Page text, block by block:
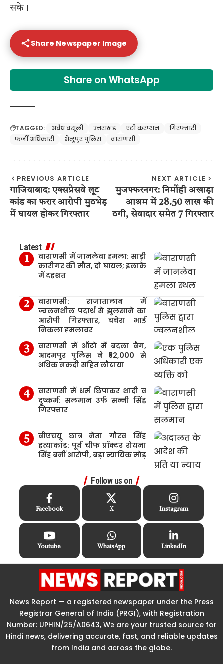
सके।
Share Newspaper Image
Share on WhatsApp
TAGGED: अवैध वसूली उत्तराखंड एंटी करप्शन
गिरफ्तारी
फर्जी अधिकारी
भेलूपुर पुलिस वाराणसी
PREVIOUS ARTICLE
गाजियाबाद: एक्सप्रेसवे लूट
कांड का फरार आरोपी मुठभेड़
में घायल होकर गिरफ्तार
NEXT ARTICLE
मुजफ्फरनगर: निर्मोही अखाड़ा
आश्रम में 28.50 लाख की
ठगी, सेवादार समेत 7 गिरफ्तार
Latest
वाराणसी में जानलेवा हमला: साड़ी
कारीगर की मौत, दो घायल; इलाके
में दहशत
वाराणसी: राजातालाब में
ज्वलनशील पदार्थ से झुलसाने का
आरोपी गिरफ्तार, चचेरा भाई
निकला हमलावर
वाराणसी में ऑटो में बदला बैग,
आदमपुर पुलिस ने ₹52,000 से
अधिक नकदी सहित लौटाया
वाराणसी में धर्म छिपाकर शादी व
दुष्कर्म: सलमान उर्फ सन्नी सिंह
गिरफ्तार
बीएचयू छात्र नेता गौरव सिंह
हत्याकांड: पूर्व चीफ प्रॉक्टर रोयना
सिंह बनीं आरोपी, बड़ा न्यायिक मोड़
Follow us on
Facebook X Instagram
Youtube WhatsApp LinkedIn
News Report — a registered newspaper under the Press
Registrar General of India (PRGI), with Registration
Number: UPHIN/25/A0643, We are your trusted source for
Hindi news, delivering accurate, fast, and reliable updates
from India and across the globe.